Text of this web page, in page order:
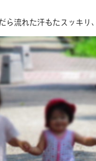
ら流れた汗もたスッキ